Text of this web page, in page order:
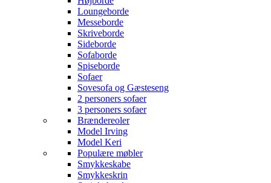
Loungeborde
Messeborde
Skriveborde
Sideborde
Sofaborde
Spiseborde
Sofaer
Sovesofa og Gæsteseng
2 personers sofaer
3 personers sofaer
Brændereoler
Model Irving
Model Keri
Populære møbler
Smykkeskabe
Smykkeskrin